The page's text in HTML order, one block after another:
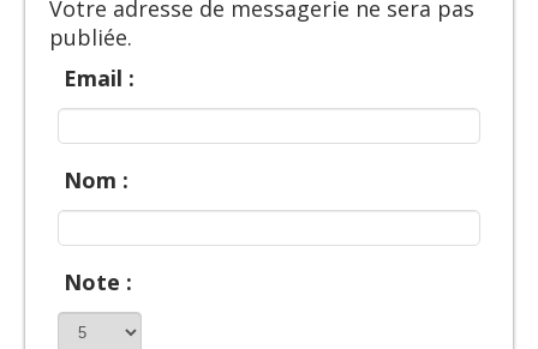
Votre adresse de messagerie ne sera pas
publiée.
Email :
Nom :
Note :